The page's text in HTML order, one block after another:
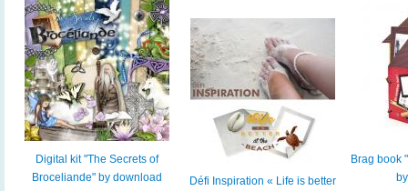
Digital kit "The Secrets of
Broceliande" by download
Défi Inspiration « Life is better
Brag book